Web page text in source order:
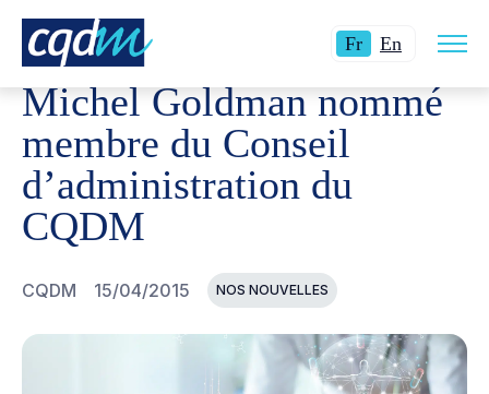
FrLangue
:
Français.
En Switch
to
English.
la
site
CQDM NOUVELLES ET ÉVÉNEMENTS MICHEL
Michel Goldman nommé
membre du Conseil
d’administration du
CQDM
CQDM 15/04/2015 NOS NOUVELLES